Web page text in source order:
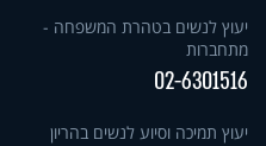
יעוץ לנשים בטהרת המשפחה -
מתחברות
02-6301516
יעוץ תמיכה וסיוע לנשים בהריון